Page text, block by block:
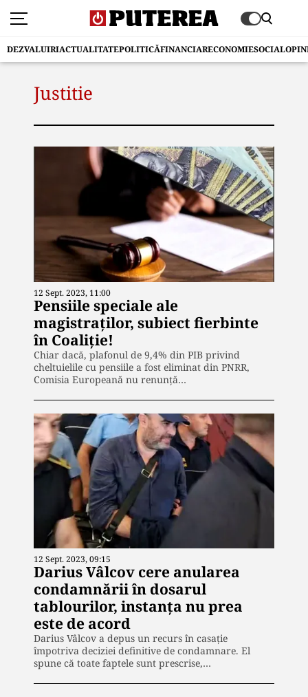
DEZVALUIRIACTUALITATEPOLITICĂFINANCIARECONOMIESOCIAL
Justitie
12 Sept. 2023, 11:00
Pensiile speciale ale
magistraților, subiect fierbinte
în Coaliție!
Chiar dacă, plafonul de 9,4% din PIB privind
cheltuielile cu pensiile a fost eliminat din PNRR,
Comisia Europeană nu renunță…
12 Sept. 2023, 09:15
Darius Vâlcov cere anularea
condamnării în dosarul
tablourilor, instanța nu prea
este de acord
Darius Vâlcov a depus un recurs în casație
împotriva deciziei definitive de condamnare. El
spune că toate faptele sunt prescrise,…